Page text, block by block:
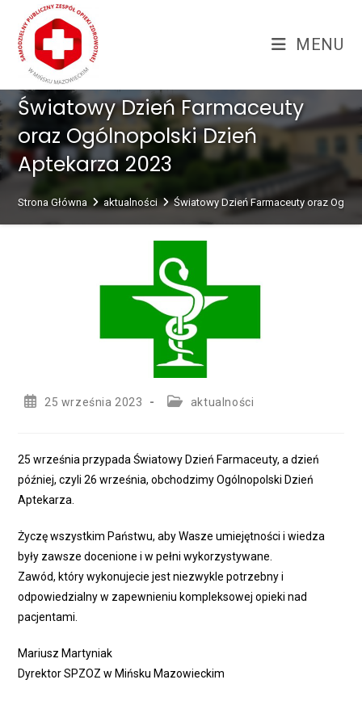
treści
content
MENU
Światowy Dzień Farmaceuty
oraz Ogólnopolski Dzień
Aptekarza 2023
Strona Główna aktualności Światowy Dzień Farmaceuty oraz
Post25 września 2023
Postaktualności
25 września przypada Światowy Dzień Farmaceuty, a dzień
później, czyli 26 września, obchodzimy Ogólnopolski Dzień
Aptekarza.
Życzę wszystkim Państwu, aby Wasze umiejętności i wiedza
były zawsze docenione i w pełni wykorzystywane.
Zawód, który wykonujecie jest niezwykle potrzebny i
odpowiedzialny w zapewnieniu kompleksowej opieki nad
pacjentami.
Mariusz Martyniak
Dyrektor SPZOZ w Mińsku Mazowieckim